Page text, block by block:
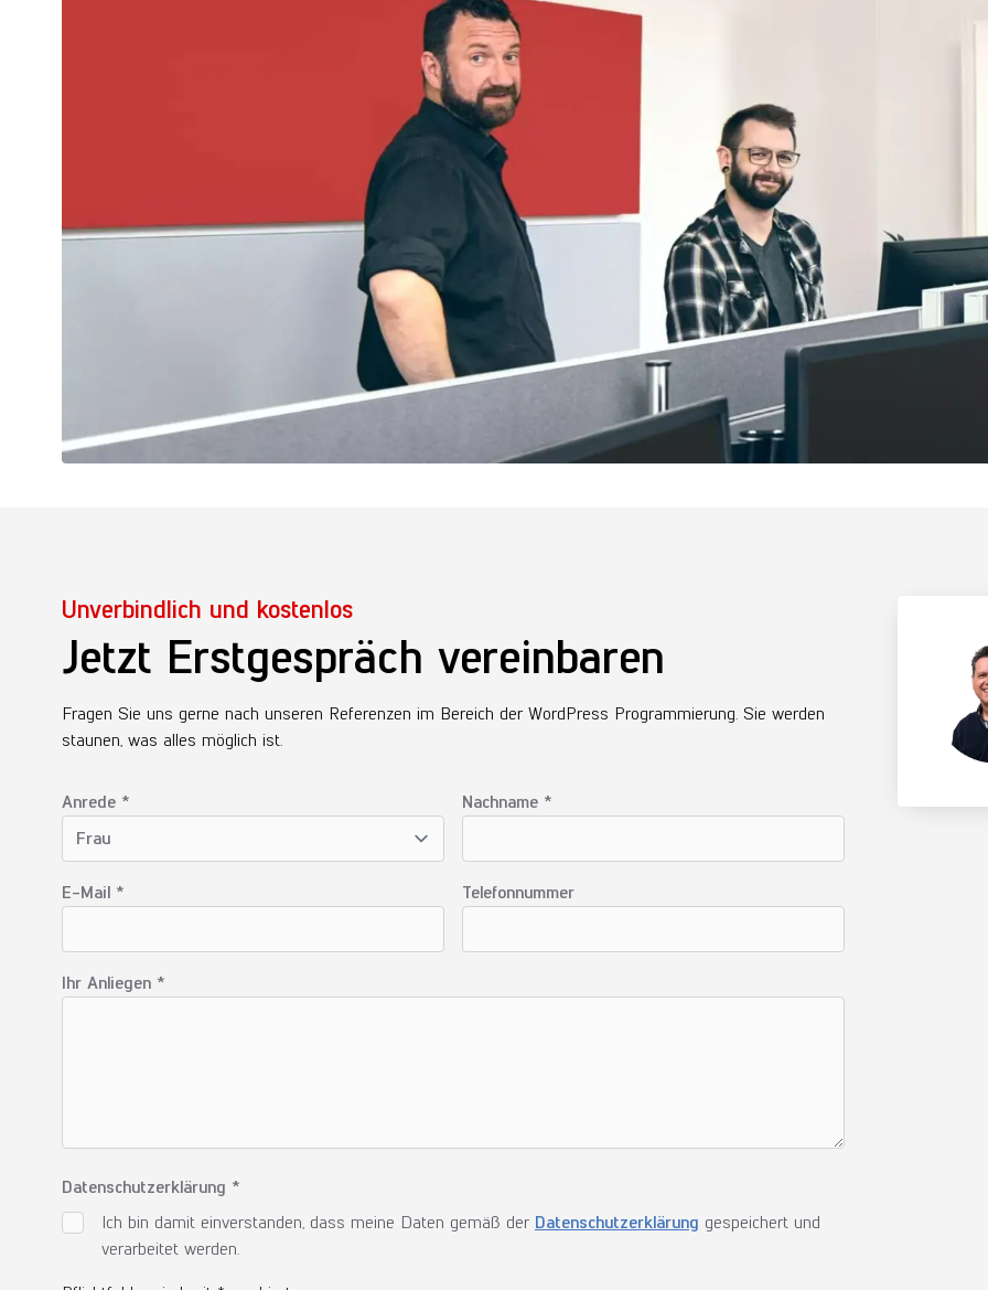
Unverbindlich und kostenlos
Jetzt Erstgespräch vereinbaren
Fragen Sie uns gerne nach unseren Referenzen im Bereich der WordPress Programmierung. Sie werden
staunen, was alles möglich ist.
Anrede * Nachname *
E-Mail * Telefonnummer
Ihr Anliegen *
Datenschutzerklärung *
Ich bin damit einverstanden, dass meine Daten gemäß der Datenschutzerklärung gespeichert und
verarbeitet werden.